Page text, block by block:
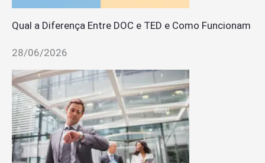
Qual a Diferença Entre DOC e TED e Como Funcionam
28/06/2026